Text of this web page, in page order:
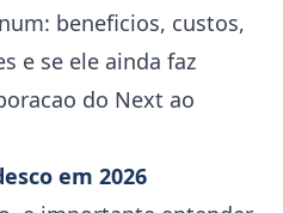
beneficios, custos,
e se ele ainda faz
do Next ao
em 2026